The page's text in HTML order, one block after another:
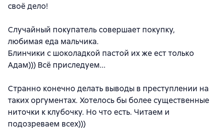
своё дело!
Случайный покупатель совершает покупку,
любимая еда мальчика.
Блинчики с шоколадкой пастой их же ест только
Адам))) Всё приследуем...
Странно конечно делать выводы в преступлении на
таких оргументах. Хотелось бы более существенные
ниточки к клубочку. Но что есть. Читаем и
подозреваем всех)))